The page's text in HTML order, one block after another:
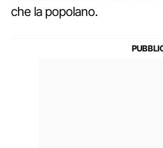
che la popolano.